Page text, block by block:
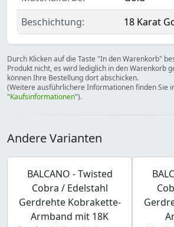
Beschichtung:
18 Karat
Durch Klicken auf die Taste "In den Warenkorb"
Produkt nicht, es wird lediglich in den Warenkorb
können Ihre Bestellung dort abschicken.
(Weitere ausführlichere Informationen finden Sie
"Kaufsinformationen").
Andere Varianten
BALCANO - Twisted
Cobra / Edelstahl
Gerdrehte Kobrakette-
Armband mit 18K